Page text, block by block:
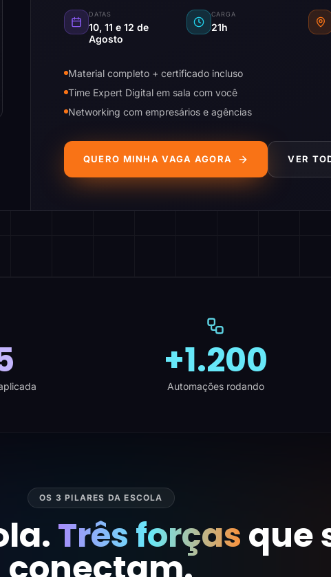
DATAS
10, 11 e 12 de
Agosto
CARGA
21h
Material completo + certificado incluso
Time Expert Digital em sala com você
Networking com empresários e agências
QUERO MINHA VAGA AGORA VER
+1.200
Automações rodando
OS 3 PILARES DA ESCOLA
Três forçasque